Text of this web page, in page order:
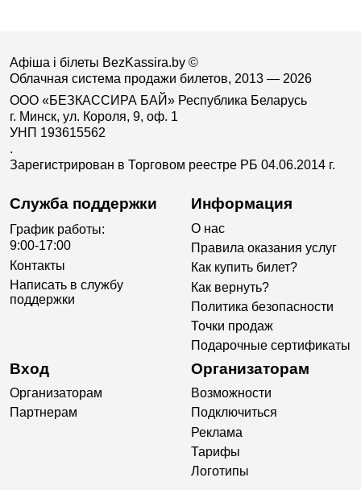
Афіша і білеты BezKassira.by ©
Облачная система продажи билетов, 2013 — 2026
ООО «БЕЗКАССИРА БАЙ» Республика Беларусь
г. Минск, ул. Короля, 9, оф. 1
УНП 193615562
.
Зарегистрирован в Торговом реестре РБ 04.06.2014 г.
Служба поддержки
График работы:
9:00-17:00
Контакты
Написать в службу
поддержки
Информация
О нас
Правила оказания услуг
Как купить билет?
Как вернуть?
Политика безопасности
Точки продаж
Подарочные сертификаты
Вход
Организаторам
Партнерам
Организаторам
Возможности
Подключиться
Реклама
Тарифы
Логотипы